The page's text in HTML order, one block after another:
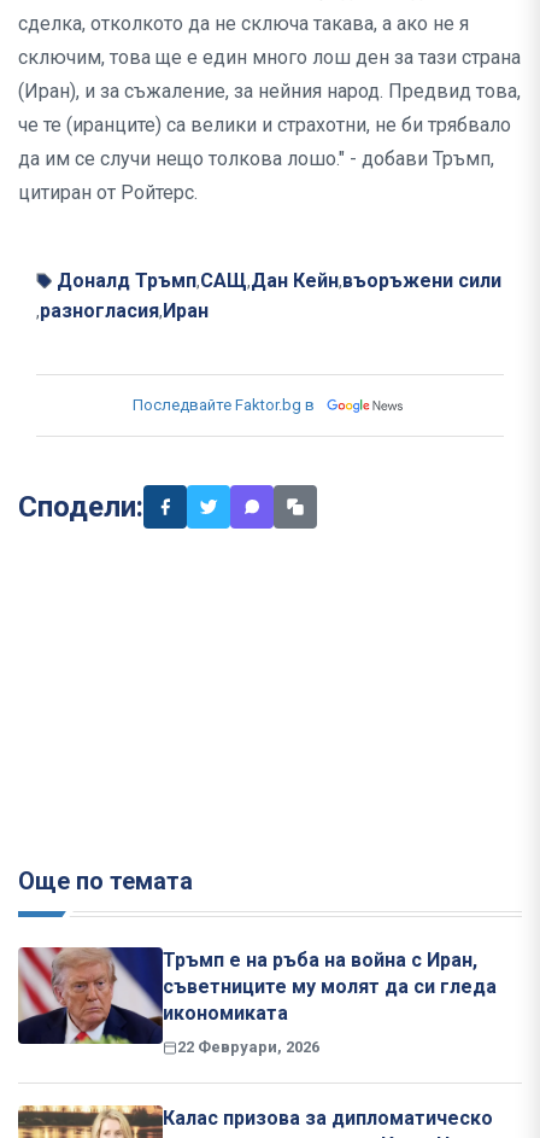
сделка, отколкото да не сключа такава, а ако не я
сключим, това ще е един много лош ден за тази страна
(Иран), и за съжаление, за нейния народ. Предвид това,
че те (иранците) са велики и страхотни, не би трябвало
да им се случи нещо толкова лошо." - добави Тръмп,
цитиран от Ройтерс.
Доналд Тръмп,САЩ,Дан Кейн,въоръжени сили
,разногласия, Иран
Последвайте Faktor.bg в
Сподели:
Още по темата
Тръмп е на ръба на война с Иран,
съветниците му молят да си гледа
икономиката
22 Февруари, 2026
Калас призова за дипломатическо